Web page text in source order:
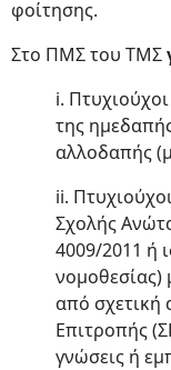
φοίτησης.
Στο ΠΜΣ του ΤΜΣ
i.
της
αλλοδαπής
ii.
Σχολής
4009/2011 ή
νομοθεσίας)
από σχετική
Επιτροπής
γνώσεις ή